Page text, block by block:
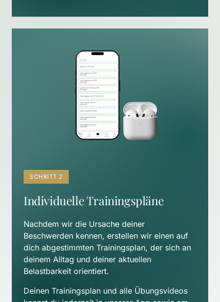
SCHRITT 2
Individuelle Trainingspläne
Nachdem wir die Ursache deiner
Beschwerden kennen, erstellen wir einen auf
dich abgestimmten Trainingsplan, der sich an
deinem Alltag und deiner aktuellen
Belastbarkeit orientiert.
Deinen Trainingsplan und alle Übungsvideos